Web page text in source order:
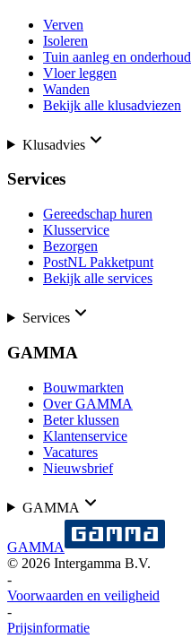
Verven
Isoleren
Tuin aanleg en onderhoud
Vloer leggen
Wanden
Bekijk alle klusadviezen
Klusadvies
Services
Gereedschap huren
Klusservice
Bezorgen
PostNL Pakketpunt
Bekijk alle services
Services
GAMMA
Bouwmarkten
Over GAMMA
Beter klussen
Klantenservice
Vacatures
Nieuwsbrief
GAMMA
GAMMA
© 2026 Intergamma B.V.
-
Voorwaarden en veiligheid
-
Prijsinformatie